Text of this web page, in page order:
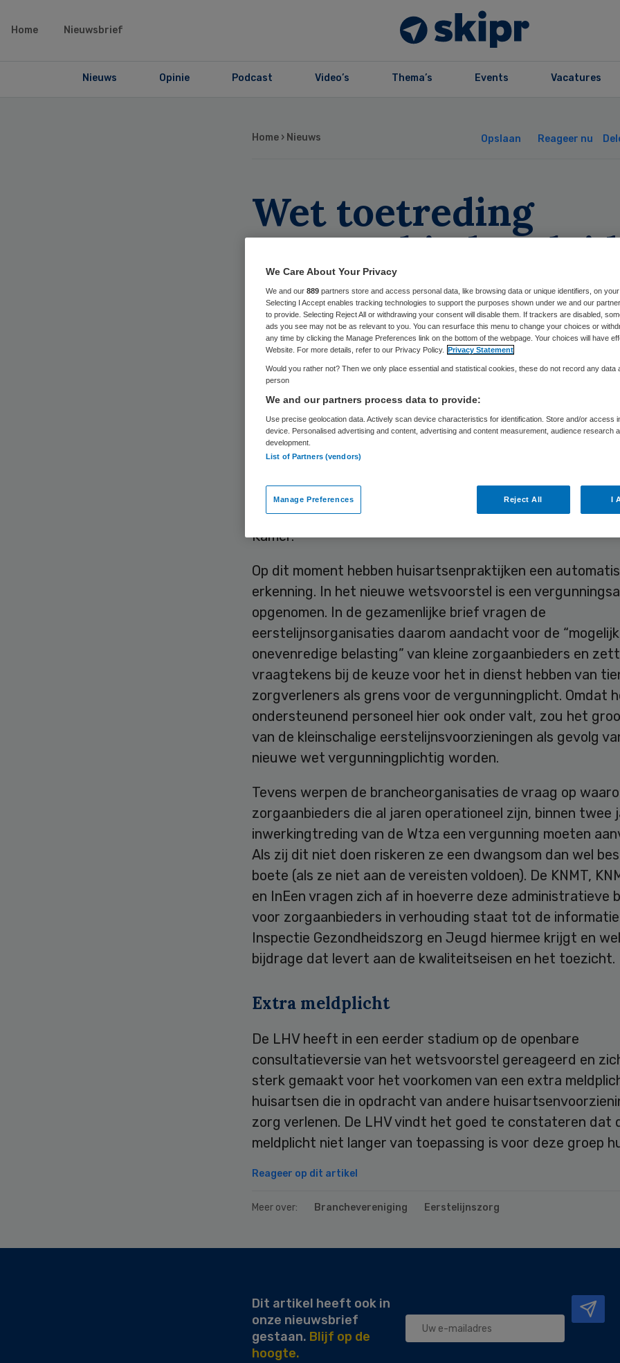
Home Nieuwsbrief
Nieuws Opinie Podcast Video’s Thema’s Events Vacatures
Home › Nieuws Opslaan Reageer nu
Wet toetreding
zorgaanbieders
tot extra
administratieve
Het wetsvoorstel dat het toezicht op nieuwe
eerste lijn. Hierover hebben de eerstelijnsorganisaties
KNMT en KNMP hun zorgen geuit in een brief aan de
Kamer.
Op dit moment hebben huisartsenpraktijken een
erkenning. In het nieuwe wetsvoorstel is een
opgenomen. In de gezamenlijke brief vragen de
eerstelijnsorganisaties daarom aandacht voor de “mogelijk
onevenredige belasting” van kleine zorgaanbieders en
vraagtekens bij de keuze voor het in dienst hebben van
zorgverleners als grens voor de vergunningplicht. Omdat
ondersteunend personeel hier ook onder valt, zou het
van de kleinschalige eerstelijnsvoorzieningen als gevolg
nieuwe wet vergunningplichtig worden.
Tevens werpen de brancheorganisaties de vraag op
zorgaanbieders die al jaren operationeel zijn, binnen twee
inwerkingtreding van de Wtza een vergunning moeten
Als zij dit niet doen riskeren ze een dwangsom dan wel
boete (als ze niet aan de vereisten voldoen). De KNMT,
en InEen vragen zich af in hoeverre deze administratieve
voor zorgaanbieders in verhouding staat tot de
Inspectie Gezondheidszorg en Jeugd hiermee krijgt en
bijdrage dat levert aan de kwaliteitseisen en het toezicht.
Extra meldplicht
De LHV heeft in een eerder stadium op de openbare
consultatieversie van het wetsvoorstel gereageerd en
sterk gemaakt voor het voorkomen van een extra
huisartsen die in opdracht van andere
zorg verlenen. De LHV vindt het goed te constateren dat
meldplicht niet langer van toepassing is voor deze groep
Reageer op dit artikel
Meer over: Branchevereniging Eerstelijnszorg
Dit artikel heeft ook in
onze nieuwsbrief
gestaan. Blijf op de
hoogte.
We Care About Your Privacy
We and our 889 partners store and access personal data, like browsing data or unique identifiers, on
Selecting I Accept enables tracking technologies to support the purposes shown under we and our
to provide. Selecting Reject All or withdrawing your consent will disable them. If trackers are disabled,
ads you see may not be as relevant to you. You can resurface this menu to change your choices or
any time by clicking the Manage Preferences link on the bottom of the webpage. Your choices will have
Website. For more details, refer to our Privacy Policy. Privacy Statement
Would you rather not? Then we only place essential and statistical cookies, these do not record any data
person
We and our partners process data to provide:
Use precise geolocation data. Actively scan device characteristics for identification. Store and/or access
device. Personalised advertising and content, advertising and content measurement, audience research
development.
List of Partners (vendors)
Manage Preferences Reject All I